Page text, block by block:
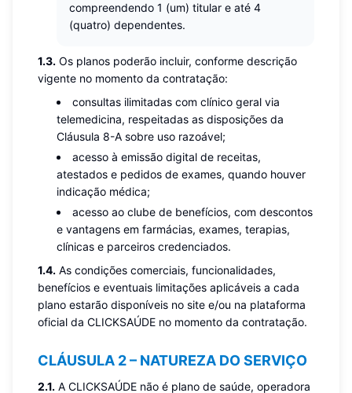
compreendendo 1 (um) titular e até 4
(quatro) dependentes.
1.3. Os planos poderão incluir, conforme descrição
vigente no momento da contratação:
consultas ilimitadas com clínico geral via
telemedicina, respeitadas as disposições da
Cláusula 8-A sobre uso razoável;
acesso à emissão digital de receitas,
atestados e pedidos de exames, quando houver
indicação médica;
acesso ao clube de benefícios, com descontos
e vantagens em farmácias, exames, terapias,
clínicas e parceiros credenciados.
1.4. As condições comerciais, funcionalidades,
benefícios e eventuais limitações aplicáveis a cada
plano estarão disponíveis no site e/ou na plataforma
oficial da CLICKSAÚDE no momento da contratação.
CLÁUSULA 2 – NATUREZA DO SERVIÇO
2.1. A CLICKSAÚDE não é plano de saúde, operadora